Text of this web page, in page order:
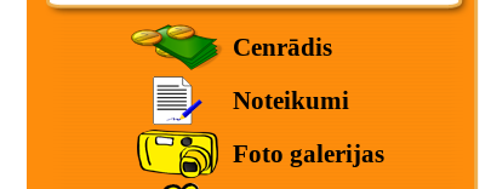
Cenrādis
Noteikumi
Foto galerijas